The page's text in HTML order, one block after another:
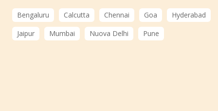
Bengaluru Calcutta Chennai Goa
Hyderabad
Jaipur
Mumbai Nuova Delhi Pune